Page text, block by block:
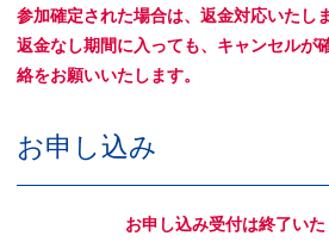
参加確定された場合は、返金対応いたし
返金なし期間に入っても、キャンセルが
絡をお願いいたします。
お申し込み
お申し込み受付は終了いた